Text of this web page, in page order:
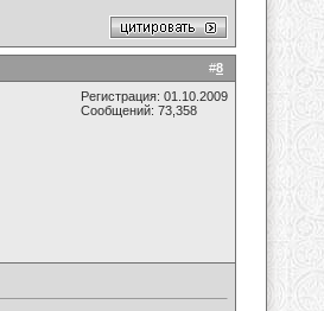
#8
Регистрация: 01.10.2009
Сообщений: 73,358